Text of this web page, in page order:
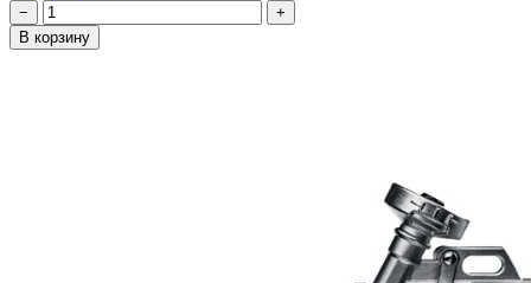
−
+
В корзину